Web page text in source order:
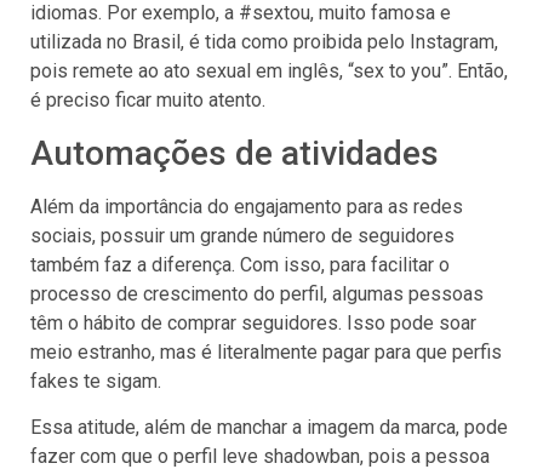
idiomas. Por exemplo, a #sextou, muito famosa e
utilizada no Brasil, é tida como proibida pelo Instagram,
pois remete ao ato sexual em inglês, “sex to you”. Então,
é preciso ficar muito atento.
Automações de atividades
Além da importância do engajamento para as redes
sociais, possuir um grande número de seguidores
também faz a diferença. Com isso, para facilitar o
processo de crescimento do perfil, algumas pessoas
têm o hábito de comprar seguidores. Isso pode soar
meio estranho, mas é literalmente pagar para que perfis
fakes te sigam.
Essa atitude, além de manchar a imagem da marca, pode
fazer com que o perfil leve shadowban, pois a pessoa